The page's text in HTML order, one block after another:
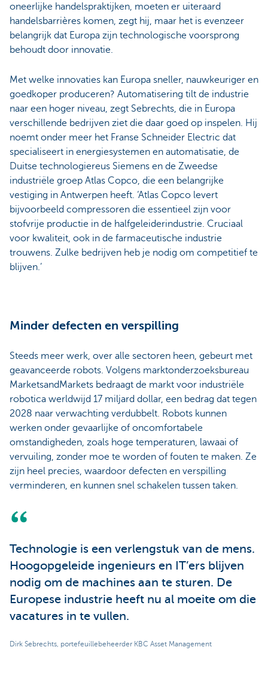
oneerlijke handelspraktijken, moeten er uiteraard
handelsbarrières komen, zegt hij, maar het is evenzeer
belangrijk dat Europa zijn technologische voorsprong
behoudt door innovatie.
Met welke innovaties kan Europa sneller, nauwkeuriger en
goedkoper produceren? Automatisering tilt de industrie
naar een hoger niveau, zegt Sebrechts, die in Europa
verschillende bedrijven ziet die daar goed op inspelen. Hij
noemt onder meer het Franse Schneider Electric dat
specialiseert in energiesystemen en automatisatie, de
Duitse technologiereus Siemens en de Zweedse
industriële groep Atlas Copco, die een belangrijke
vestiging in Antwerpen heeft. ‘Atlas Copco levert
bijvoorbeeld compressoren die essentieel zijn voor
stofvrije productie in de halfgeleiderindustrie. Cruciaal
voor kwaliteit, ook in de farmaceutische industrie
trouwens. Zulke bedrijven heb je nodig om competitief te
blijven.’
Minder defecten en verspilling
Steeds meer werk, over alle sectoren heen, gebeurt met
geavanceerde robots. Volgens marktonderzoeksbureau
MarketsandMarkets bedraagt de markt voor industriële
robotica werldwijd 17 miljard dollar, een bedrag dat tegen
2028 naar verwachting verdubbelt. Robots kunnen
werken onder gevaarlijke of oncomfortabele
omstandigheden, zoals hoge temperaturen, lawaai of
vervuiling, zonder moe te worden of fouten te maken. Ze
zijn heel precies, waardoor defecten en verspilling
verminderen, en kunnen snel schakelen tussen taken.
Technologie is een verlengstuk van de mens.
Hoogopgeleide ingenieurs en IT’ers blijven
nodig om de machines aan te sturen. De
Europese industrie heeft nu al moeite om die
vacatures in te vullen.
Dirk Sebrechts, portefeuillebeheerder KBC Asset Management